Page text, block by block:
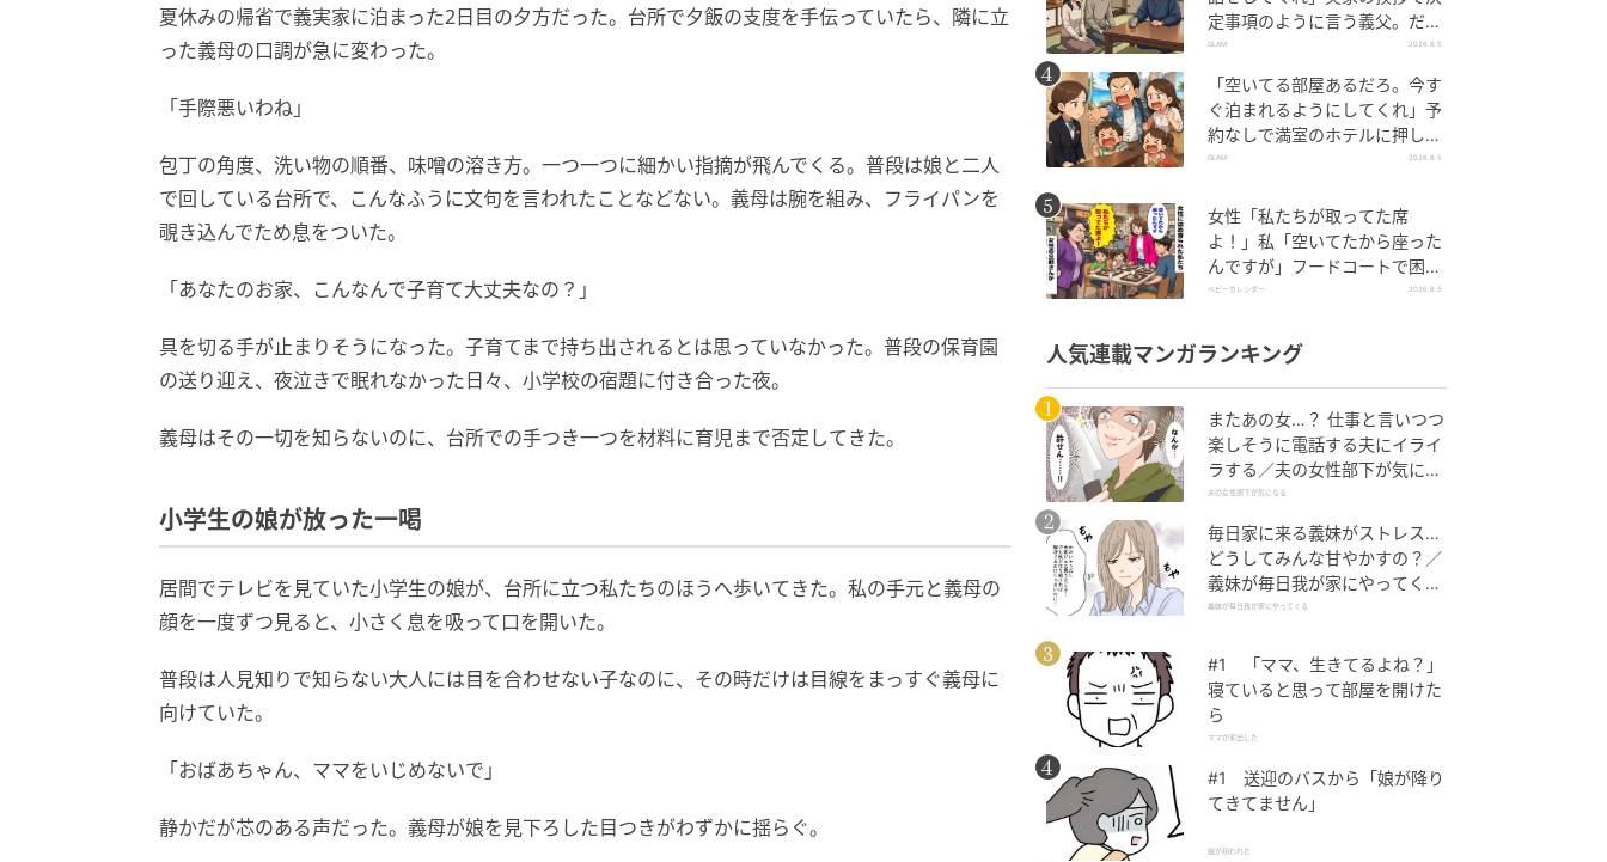
夏休みの帰省で義実家に泊まった2日目の夕方だった。台所で夕飯の支度を手伝っていたら、隣に立
った義母の口調が急に変わった。
「手際悪いわね」
包丁の角度、洗い物の順番、味噌の溶き方。一つ一つに細かい指摘が飛んでくる。普段は娘と二人
で回している台所で、こんなふうに文句を言われたことなどない。義母は腕を組み、フライパンを
覗き込んでため息をついた。
「あなたのお家、こんなんで子育て大丈夫なの？」
具を切る手が止まりそうになった。子育てまで持ち出されるとは思っていなかった。普段の保育園
の送り迎え、夜泣きで眠れなかった日々、小学校の宿題に付き合った夜。
義母はその一切を知らないのに、台所での手つき一つを材料に育児まで否定してきた。
小学生の娘が放った一喝
居間でテレビを見ていた小学生の娘が、台所に立つ私たちのほうへ歩いてきた。私の手元と義母の
顔を一度ずつ見ると、小さく息を吸って口を開いた。
普段は人見知りで知らない大人には目を合わせない子なのに、その時だけは目線をまっすぐ義母に
向けていた。
「おばあちゃん、ママをいじめないで」
静かだが芯のある声だった。義母が娘を見下ろした目つきがわずかに揺らぐ。
定事項のように言う義父。だ
が、普段は反論しない夫が言っ
GLAM 2026.8.5
「空いてる部屋あるだろ。今す
ぐ泊まれるようにしてくれ」予
約なしで満室のホテルに押しか
けた家族。だが、責任者の対応
GLAM 2026.8.5
女性「私たちが取ってた席
よ！」私「空いてたから座った
んですが」フードコートで困
惑…⇒そこへ女性の旦那さんが
ベビーカレンダー 2026.8.5
人気連載マンガランキング
またあの女…？ 仕事と言いつつ
楽しそうに電話する夫にイライ
ラする／夫の女性部下が気にな
る（1）【夫婦の危機 まんが】
夫の女性部下が気になる
毎日家に来る義妹がストレス…
どうしてみんな甘やかすの？／
義妹が毎日我が家にやってくる
（1）【義父母がシンドイんで
義妹が毎日我が家にやってくる
#1 「ママ、生きてるよね？」
寝ていると思って部屋を開けた
ら
ママが家出した
#1 送迎のバスから「娘が降り
てきてません」
娘が拐われた